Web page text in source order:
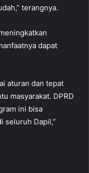
terangnya.
dapat
aturan dan tepat
masyarakat. DPRD
ini bisa
seluruh Dapil,”